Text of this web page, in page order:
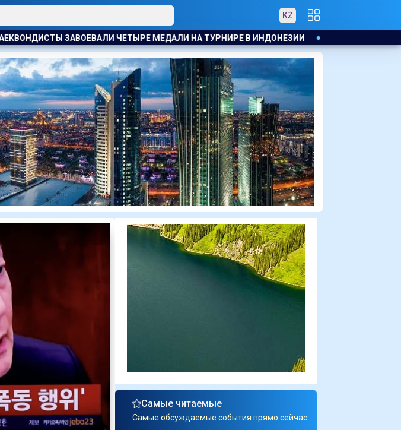
KZ
НА ТУРНИРЕ В ИНДОНЕЗИИ В КАЗАХСТАНЕ УТВЕРДИЛИ ПЕРЕЧЕНЬ
Самые читаемые
Самые обсуждаемые события прямо сейчас